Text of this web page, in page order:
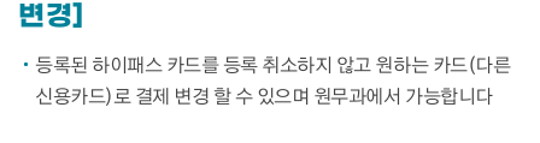
변경]
등록된 하이패스 카드를 등록 취소하지 않고 원하는 카드(다른
신용카드)로 결제 변경 할 수 있으며 원무과에서 가능합니다